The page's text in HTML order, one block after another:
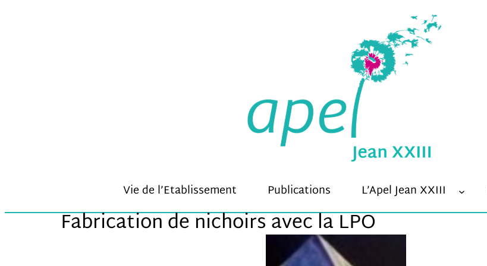
Vie de l’Etablissement Publications L’Apel Jean XXIII
Fabrication de nichoirs avec la LPO
Ces cookies ne